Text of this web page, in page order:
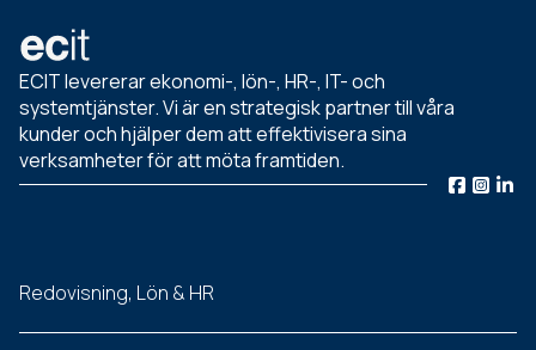
ECIT levererar ekonomi-, lön-, HR-, IT- och
systemtjänster. Vi är en strategisk partner till våra
kunder och hjälper dem att effektivisera sina
verksamheter för att möta framtiden.
Redovisning, Lön & HR